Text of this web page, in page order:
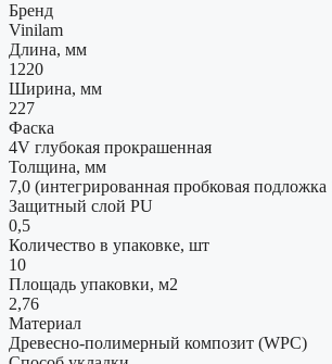
Бренд
Vinilam
Длина, мм
1220
Ширина, мм
227
Фаска
4V глубокая прокрашенная
Толщина, мм
7,0 (интегрированная пробковая подложка
Защитный слой PU
0,5
Количество в упаковке, шт
10
Площадь упаковки, м2
2,76
Материал
Древесно-полимерный композит (WPC)